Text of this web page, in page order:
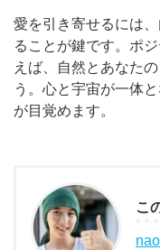
愛を引き寄せるには
ることが鍵です。ポ
えば、自然とあなた
う。心と宇宙が一体
が目覚めます。
こ
nao